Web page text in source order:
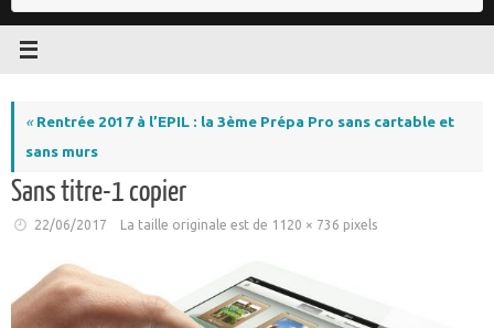
:
«Rentrée 2017 à l’EPIL : la 3ème Prépa Pro sans cartable et
sans murs
Sans titre-1 copier
22/06/2017 La taille originale est de 1120 × 736 pixels